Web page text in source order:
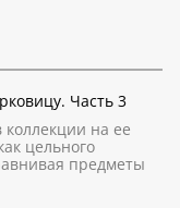
Часть 3
на ее
цельного
предметы